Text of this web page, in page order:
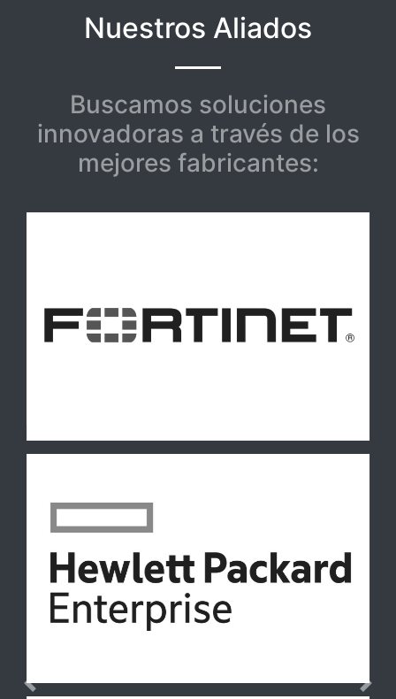
Nuestros Aliados
Buscamos soluciones
innovadoras a través de los
mejores fabricantes: